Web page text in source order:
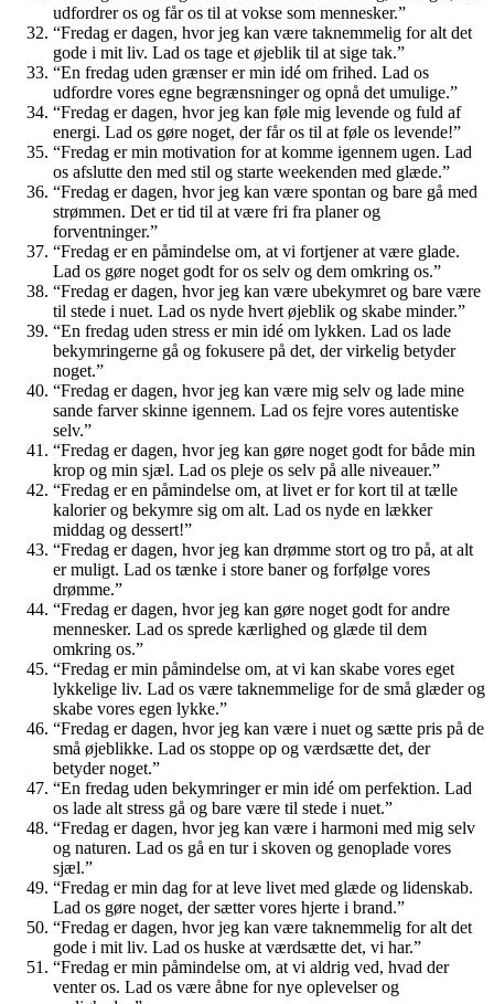
udfordrer os og får os til at vokse som mennesker.”
“Fredag er dagen, hvor jeg kan være taknemmelig for alt det
gode i mit liv. Lad os tage et øjeblik til at sige tak.”
“En fredag uden grænser er min idé om frihed. Lad os
udfordre vores egne begrænsninger og opnå det umulige.”
“Fredag er dagen, hvor jeg kan føle mig levende og fuld af
energi. Lad os gøre noget, der får os til at føle os levende!”
“Fredag er min motivation for at komme igennem ugen. Lad
os afslutte den med stil og starte weekenden med glæde.”
“Fredag er dagen, hvor jeg kan være spontan og bare gå med
strømmen. Det er tid til at være fri fra planer og
forventninger.”
“Fredag er en påmindelse om, at vi fortjener at være glade.
Lad os gøre noget godt for os selv og dem omkring os.”
“Fredag er dagen, hvor jeg kan være ubekymret og bare være
til stede i nuet. Lad os nyde hvert øjeblik og skabe minder.”
“En fredag uden stress er min idé om lykken. Lad os lade
bekymringerne gå og fokusere på det, der virkelig betyder
noget.”
“Fredag er dagen, hvor jeg kan være mig selv og lade mine
sande farver skinne igennem. Lad os fejre vores autentiske
selv.”
“Fredag er dagen, hvor jeg kan gøre noget godt for både min
krop og min sjæl. Lad os pleje os selv på alle niveauer.”
“Fredag er en påmindelse om, at livet er for kort til at tælle
kalorier og bekymre sig om alt. Lad os nyde en lækker
middag og dessert!”
“Fredag er dagen, hvor jeg kan drømme stort og tro på, at alt
er muligt. Lad os tænke i store baner og forfølge vores
drømme.”
“Fredag er dagen, hvor jeg kan gøre noget godt for andre
mennesker. Lad os sprede kærlighed og glæde til dem
omkring os.”
“Fredag er min påmindelse om, at vi kan skabe vores eget
lykkelige liv. Lad os være taknemmelige for de små glæder og
skabe vores egen lykke.”
“Fredag er dagen, hvor jeg kan være i nuet og sætte pris på de
små øjeblikke. Lad os stoppe op og værdsætte det, der
betyder noget.”
“En fredag uden bekymringer er min idé om perfektion. Lad
os lade alt stress gå og bare være til stede i nuet.”
“Fredag er dagen, hvor jeg kan være i harmoni med mig selv
og naturen. Lad os gå en tur i skoven og genoplade vores
sjæl.”
“Fredag er min dag for at leve livet med glæde og lidenskab.
Lad os gøre noget, der sætter vores hjerte i brand.”
“Fredag er dagen, hvor jeg kan være taknemmelig for alt det
gode i mit liv. Lad os huske at værdsætte det, vi har.”
“Fredag er min påmindelse om, at vi aldrig ved, hvad der
venter os. Lad os være åbne for nye oplevelser og